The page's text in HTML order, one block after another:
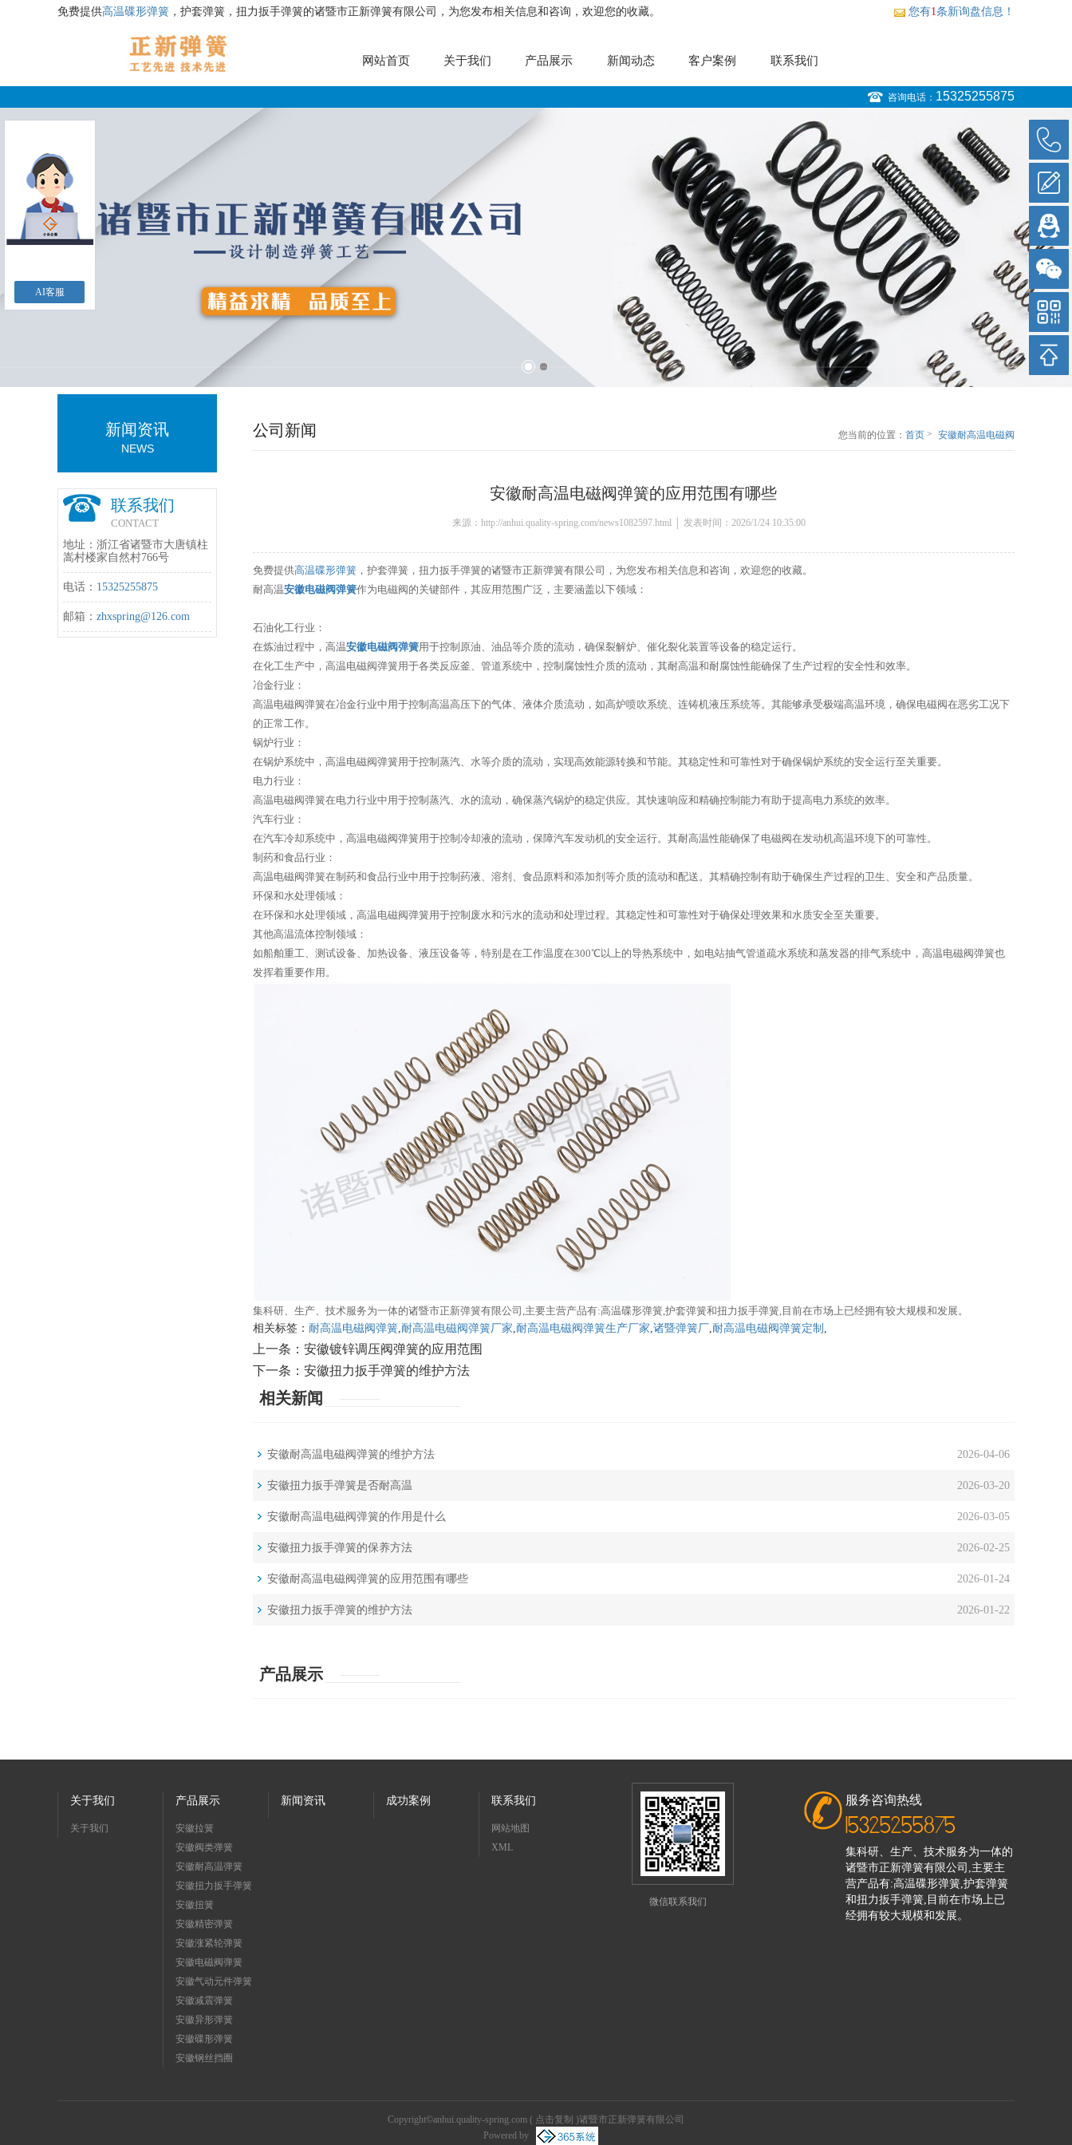
免费提供高温碟形弹簧 ，护套弹簧，扭力扳手弹簧的诸暨市正新弹簧有限公司，为您发布相关信息和咨询，欢迎您的收藏。 您有1条新询盘信息！
网站首页 关于我们 产品展示 新闻动态 客户案例 联系我们
咨询电话： 15325255875
新闻资讯
NEWS
联系我们
CONTACT
地址：浙江省诸暨市大唐镇柱
嵩村楼家自然村766号
电话： 15325255875
邮箱： zhxspring@126.com
公司新闻 您当前的位置： 首页 > 安徽耐高温电磁阀
安徽耐高温电磁阀弹簧的应用范围有哪些
来源：http://anhui.quality-spring.com/news1082597.html │ 发表时间：2026/1/24 10:35:00
免费提供高温碟形弹簧，护套弹簧，扭力扳手弹簧的诸暨市正新弹簧有限公司，为您发布相关信息和咨询，欢迎您的收藏。
耐高温安徽电磁阀弹簧作为电磁阀的关键部件，其应用范围广泛，主要涵盖以下领域：
石油化工行业：
在炼油过程中，高温安徽电磁阀弹簧用于控制原油、油品等介质的流动，确保裂解炉、催化裂化装置等设备的稳定运行。
在化工生产中，高温电磁阀弹簧用于各类反应釜、管道系统中，控制腐蚀性介质的流动，其耐高温和耐腐蚀性能确保了生产过程的安全性和效率。
冶金行业：
高温电磁阀弹簧在冶金行业中用于控制高温高压下的气体、液体介质流动，如高炉喷吹系统、连铸机液压系统等。其能够承受极端高温环境，确保电磁阀在恶劣工况下
的正常工作。
锅炉行业：
在锅炉系统中，高温电磁阀弹簧用于控制蒸汽、水等介质的流动，实现高效能源转换和节能。其稳定性和可靠性对于确保锅炉系统的安全运行至关重要。
电力行业：
高温电磁阀弹簧在电力行业中用于控制蒸汽、水的流动，确保蒸汽锅炉的稳定供应。其快速响应和精确控制能力有助于提高电力系统的效率。
汽车行业：
在汽车冷却系统中，高温电磁阀弹簧用于控制冷却液的流动，保障汽车发动机的安全运行。其耐高温性能确保了电磁阀在发动机高温环境下的可靠性。
制药和食品行业：
高温电磁阀弹簧在制药和食品行业中用于控制药液、溶剂、食品原料和添加剂等介质的流动和配送。其精确控制有助于确保生产过程的卫生、安全和产品质量。
环保和水处理领域：
在环保和水处理领域，高温电磁阀弹簧用于控制废水和污水的流动和处理过程。其稳定性和可靠性对于确保处理效果和水质安全至关重要。
其他高温流体控制领域：
如船舶重工、测试设备、加热设备、液压设备等，特别是在工作温度在300℃以上的导热系统中，如电站抽气管道疏水系统和蒸发器的排气系统中，高温电磁阀弹簧也
发挥着重要作用。
集科研、生产、技术服务为一体的诸暨市正新弹簧有限公司,主要主营产品有:高温碟形弹簧,护套弹簧和扭力扳手弹簧,目前在市场上已经拥有较大规模和发展。
相关标签： 耐高温电磁阀弹簧,耐高温电磁阀弹簧厂家,耐高温电磁阀弹簧生产厂家,诸暨弹簧厂,耐高温电磁阀弹簧定制 ,
上一条： 安徽镀锌调压阀弹簧的应用范围
下一条： 安徽扭力扳手弹簧的维护方法
相关新闻
安徽耐高温电磁阀弹簧的维护方法 2026-04-06
安徽扭力扳手弹簧是否耐高温 2026-03-20
安徽耐高温电磁阀弹簧的作用是什么 2026-03-05
安徽扭力扳手弹簧的保养方法 2026-02-25
安徽耐高温电磁阀弹簧的应用范围有哪些 2026-01-24
安徽扭力扳手弹簧的维护方法 2026-01-22
产品展示
关于我们
关于我们
产品展示
安徽拉簧
安徽阀类弹簧
安徽耐高温弹簧
安徽扭力扳手弹簧
安徽扭簧
安徽精密弹簧
安徽涨紧轮弹簧
安徽电磁阀弹簧
安徽气动元件弹簧
安徽减震弹簧
安徽异形弹簧
安徽碟形弹簧
安徽钢丝挡圈
新闻资讯 成功案例 联系我们
网站地图
XML
微信联系我们
服务咨询热线
15325255875
集科研、生产、技术服务为一体的
诸暨市正新弹簧有限公司,主要主
营产品有:高温碟形弹簧,护套弹簧
和扭力扳手弹簧,目前在市场上已
经拥有较大规模和发展。
Copyright©anhui.quality-spring.com ( 点击复制 )诸暨市正新弹簧有限公司
Powered by
AI客服